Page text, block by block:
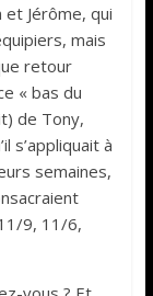
Jérôme, qui
mais
retour
« bas du
de Tony,
s’appliquait à
semaines,
9, 11/6,